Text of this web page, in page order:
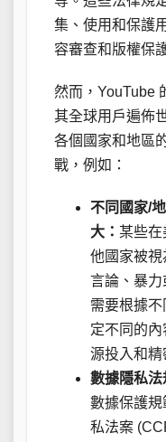
集、使用和保護
容審查和版權保
然而，YouTube
其全球用戶遍佈
各個國家和地區
戰，例如：
不同國家/
大： 某些
他國家被
言論、暴
需要根據不
定不同的
源投入和精
數據隱私法
數據保護
私法案